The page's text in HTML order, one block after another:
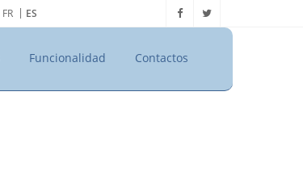
FR ES
Funcionalidad Contactos